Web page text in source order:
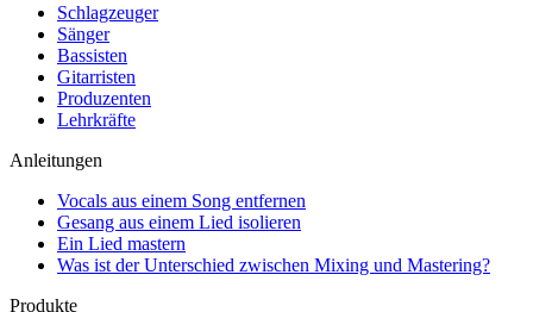
Schlagzeuger
Sänger
Bassisten
Gitarristen
Produzenten
Lehrkräfte
Anleitungen
Vocals aus einem Song entfernen
Gesang aus einem Lied isolieren
Ein Lied mastern
Was ist der Unterschied zwischen Mixing und Mastering?
Produkte